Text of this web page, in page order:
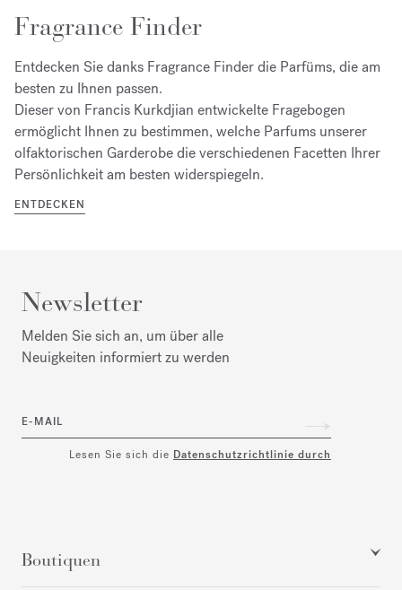
Fragrance Finder
Entdecken Sie danks Fragrance Finder die Parfüms, die am
besten zu Ihnen passen.
Dieser von Francis Kurkdjian entwickelte Fragebogen
ermöglicht Ihnen zu bestimmen, welche Parfums unserer
olfaktorischen Garderobe die verschiedenen Facetten Ihrer
Persönlichkeit am besten widerspiegeln.
ENTDECKEN
Newsletter
Melden Sie sich an, um über alle
Neuigkeiten informiert zu werden
E-MAIL
Lesen Sie sich die Datenschutzrichtlinie durch
Boutiquen